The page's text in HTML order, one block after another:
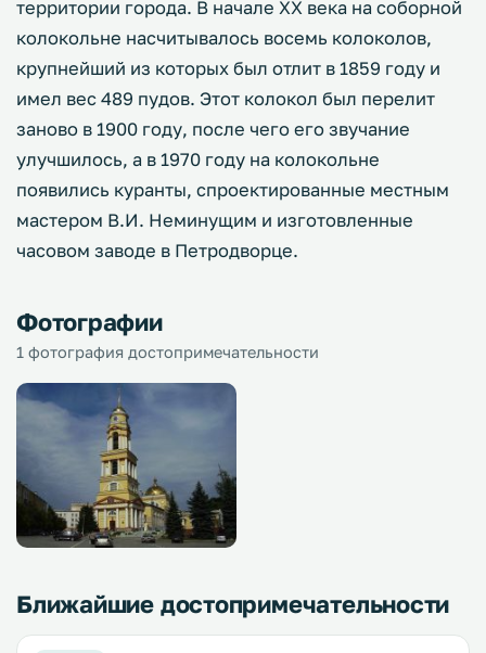
территории города. В начале XX века на соборной
колокольне насчитывалось восемь колоколов,
крупнейший из которых был отлит в 1859 году и
имел вес 489 пудов. Этот колокол был перелит
заново в 1900 году, после чего его звучание
улучшилось, а в 1970 году на колокольне
появились куранты, спроектированные местным
мастером В.И. Неминущим и изготовленные
часовом заводе в Петродворце.
Фотографии
1 фотография достопримечательности
Ближайшие достопримечательности